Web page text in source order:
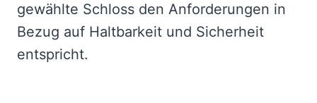
gewählte Schloss den Anforderungen in
Bezug auf Haltbarkeit und Sicherheit
entspricht.